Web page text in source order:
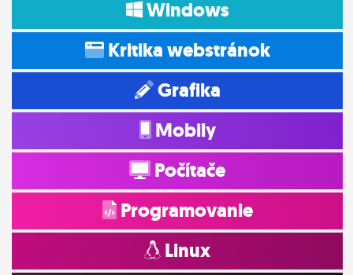
Windows
Kritika webstránok
Grafika
Mobily
Počítače
Programovanie
Linux